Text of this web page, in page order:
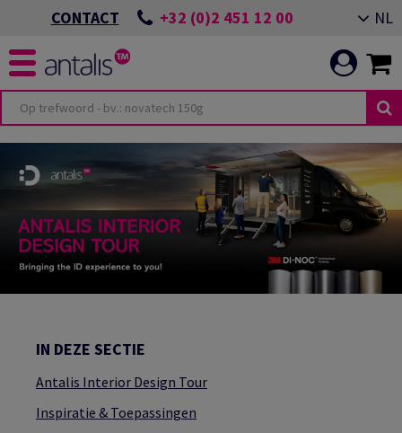
CONTACT +32 (0)2 451 12 00 NL
DUURZAME
DESIGN
ALMERE
IN DEZE SECTIE
Antalis Interior Design Tour
Inspiratie & Toepassingen